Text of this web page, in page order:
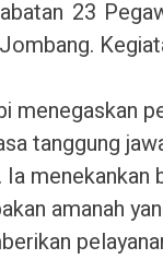
23
menegaskan
tanggung
menekankan
amanah